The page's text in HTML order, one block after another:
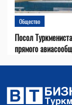
Общество
Посол
прямого